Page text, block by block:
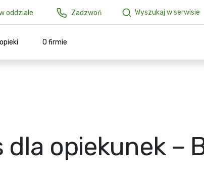
oddziale Zadzwoń Wyszukaj w serwisie
O firmie
dla opiekunek –